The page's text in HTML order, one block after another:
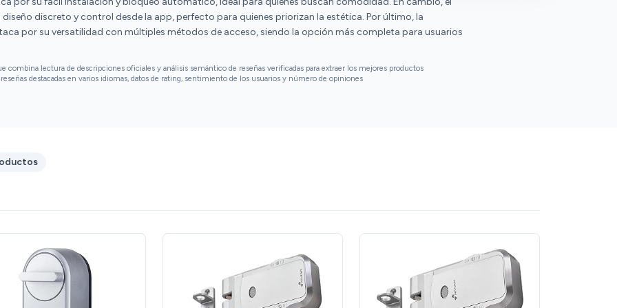
esta por lo menos en la app SmartLife.
diseño discreto y control desde la app, perfecto para quienes priorizan la estética. Por último, la
por su versatilidad con múltiples métodos de acceso, siendo la opción más completa para usuarios
combina lectura de descripciones oficiales y análisis semántico de reseñas verificadas para extraer los mejores productos
destacadas en varios idiomas, datos de rating, sentimiento de los usuarios y número de opiniones